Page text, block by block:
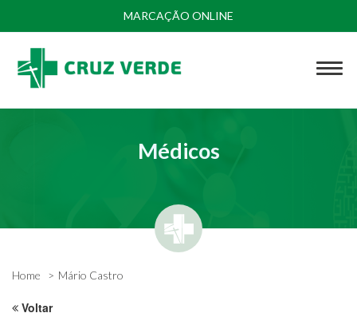
MARCAÇÃO ONLINE
Médicos
Home Mário Castro
Voltar